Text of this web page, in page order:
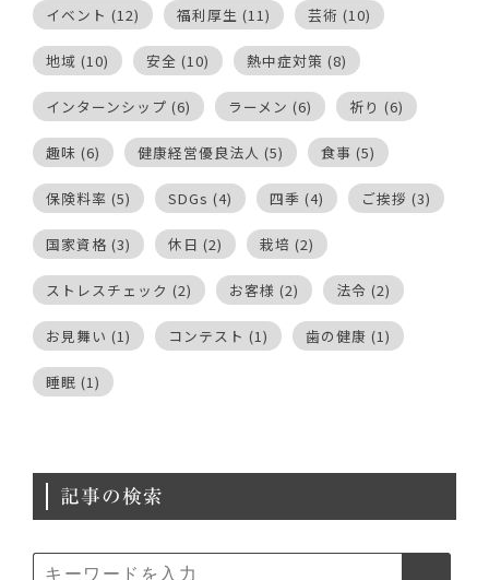
イベント (12) 福利厚生 (11) 芸術 (10)
地域 (10) 安全 (10) 熱中症対策 (8)
インターンシップ (6) ラーメン (6) 祈り (6)
趣味 (6) 健康経営優良法人 (5) 食事 (5)
保険料率 (5) SDGs (4) 四季 (4) ご挨拶 (3)
国家資格 (3) 休日 (2) 栽培 (2)
ストレスチェック (2) お客様 (2) 法令 (2)
お見舞い (1) コンテスト (1) 歯の健康 (1)
睡眠 (1)
記事の検索